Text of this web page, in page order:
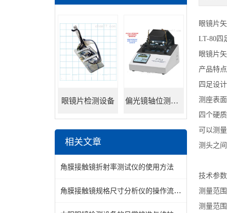
眼镜片检测设备 偏光镜轴位测试仪
相关文章
角膜接触镜折射率测试仪的使用方法
角膜接触镜规格尺寸分析仪的操作流程与注意事项
眼镜片
LT-80四
眼镜片
产品特
四足设
测座表
四个硬
可以测
测头之
技术参
测量范
测量范